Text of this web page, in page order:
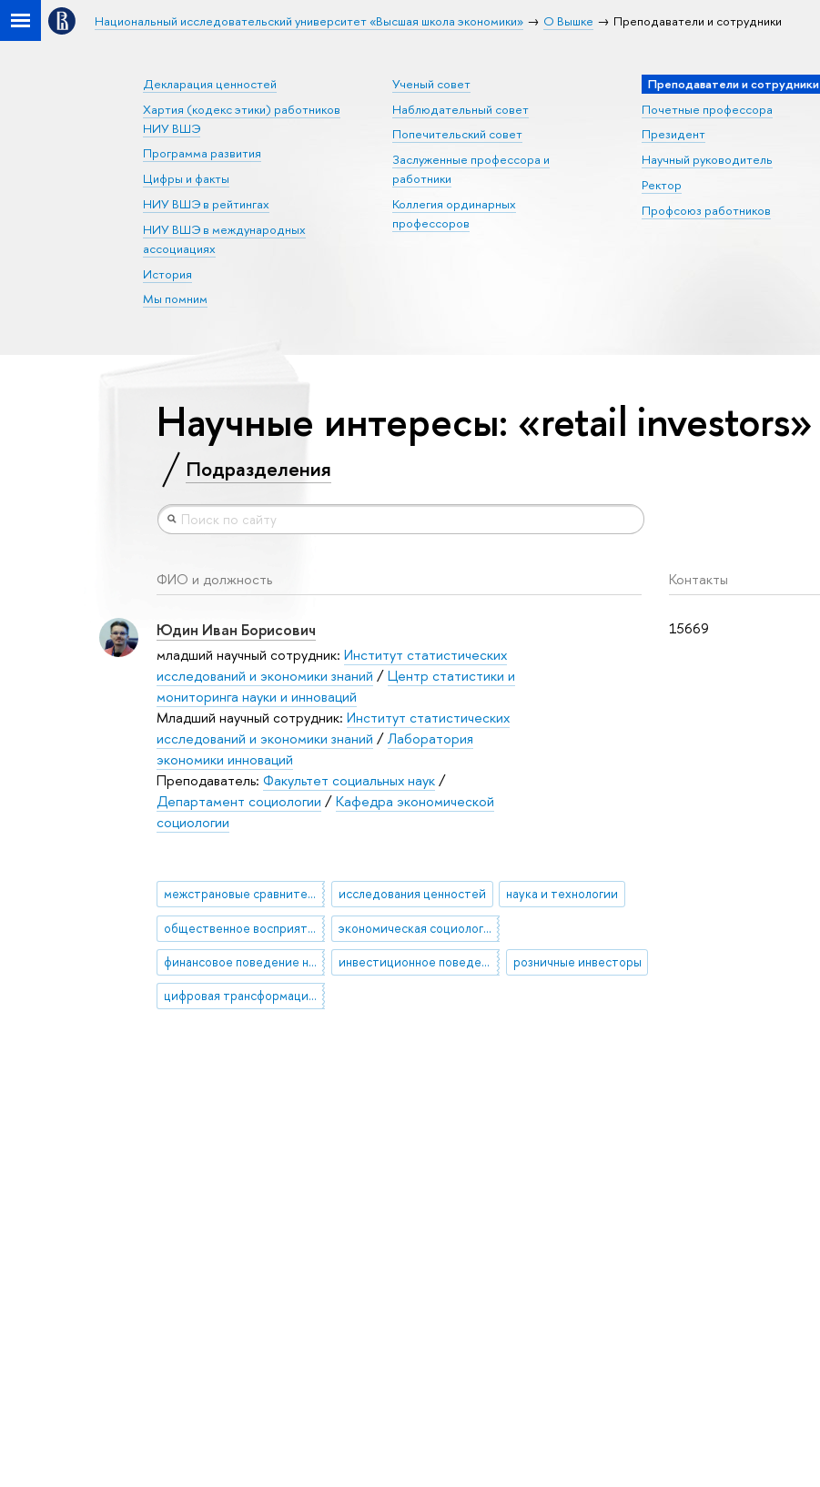
Национальный исследовательский университет «Высшая школа экономики» О Вышке Преподаватели и сотрудники
Декларация ценностей
Хартия (кодекс этики) работников
НИУ ВШЭ
Программа развития
Цифры и факты
НИУ ВШЭ в рейтингах
НИУ ВШЭ в международных
ассоциациях
История
Мы помним
Ученый совет
Наблюдательный совет
Попечительский совет
Заслуженные профессора и
работники
Коллегия ординарных
профессоров
Преподаватели и сотрудники
Почетные профессора
Президент
Научный руководитель
Ректор
Профсоюз работников
Научные интересы: «retail investors»
Подразделения
ФИО и должность Контакты
15669
Юдин Иван Борисович
младший научный сотрудник: Институт статистических
исследований и экономики знаний /Центр статистики и
мониторинга науки и инноваций
Младший научный сотрудник: Институт статистических
исследований и экономики знаний /Лаборатория
экономики инноваций
Преподаватель: Факультет социальных наук/
Департамент социологии /Кафедра экономической
социологии
межстрановые сравнительные исследования исследования ценностей наука и технологии
общественное восприятие науки экономическая социология
финансовое поведение населения инвестиционное поведение розничные инвесторы
цифровая трансформация общества